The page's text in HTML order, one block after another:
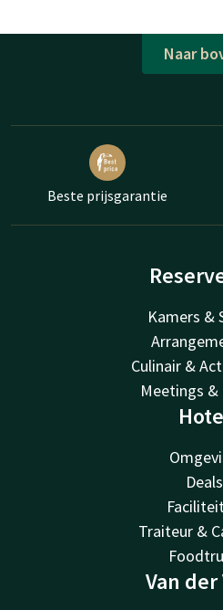
Naar
Beste prijsgarantie
Kamers &
Culinair &
Meetings &
Deals
Traiteur &
Van der